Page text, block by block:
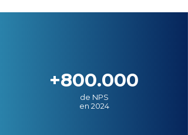
+800.000
de NPS
en 2024